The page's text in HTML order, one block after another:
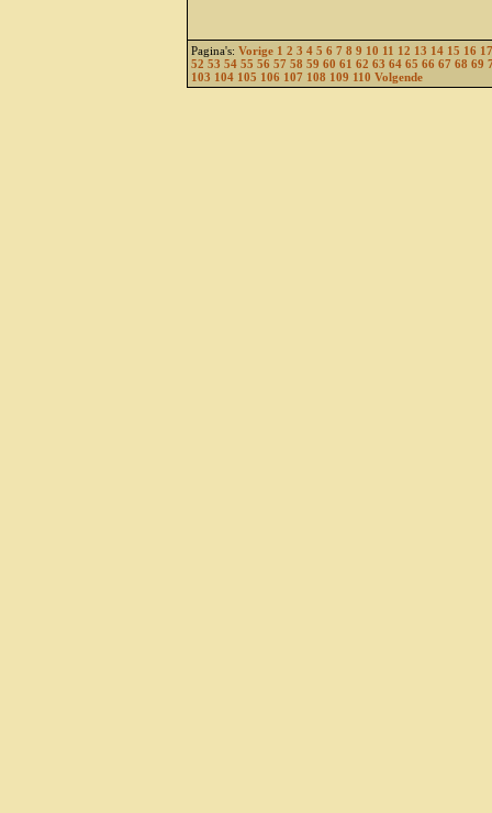
Pagina's: Vorige 1 2 3 4 5 6 7 8 9 10 11 12 13 14 15 16 17
52 53 54 55 56 57 58 59 60 61 62 63 64 65 66 67 68 69
103 104 105 106 107 108 109 110 Volgende